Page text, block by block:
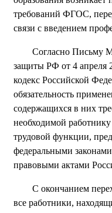
требований ФГОС,
связи с введением
Согласно Письму
защиты РФ от 4 апреля
кодекс Российской
обязательность
содержащихся в них
необходимой
трудовой функции,
федеральными
правовыми актами
С окончанием
все работники,